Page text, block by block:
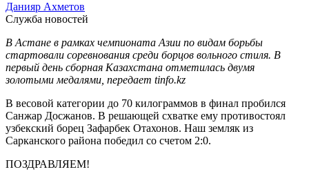
Данияр Ахметов
Служба новостей
В Астане в рамках чемпионата Азии по видам борьбы
стартовали соревнования среди борцов вольного стиля. В
первый день сборная Казахстана отметилась двумя
золотыми медалями, передает tinfo.kz
В весовой категории до 70 килограммов в финал пробился
Санжар Досжанов. В решающей схватке ему противостоял
узбекский борец Зафарбек Отахонов. Наш земляк из
Сарканского района победил со счетом 2:0.
ПОЗДРАВЛЯЕМ!